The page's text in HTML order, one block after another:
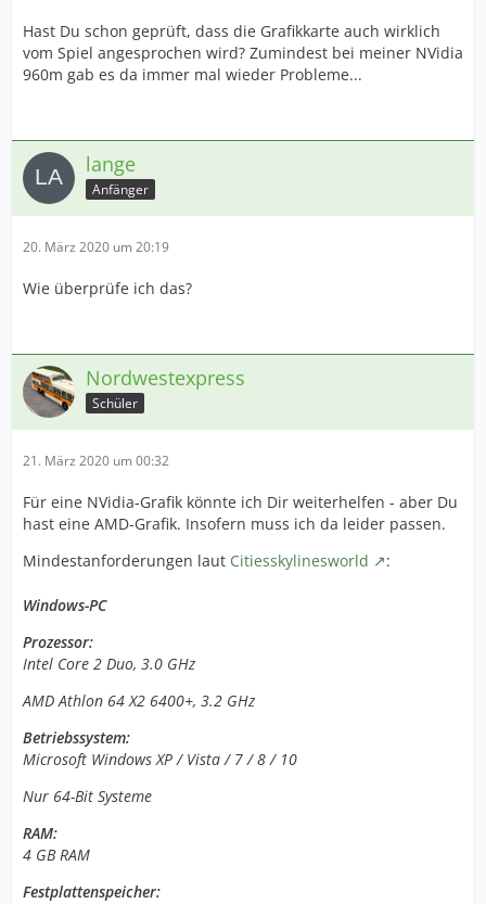
Hast Du schon geprüft, dass die Grafikkarte auch wirklich
vom Spiel angesprochen wird? Zumindest bei meiner NVidia
960m gab es da immer mal wieder Probleme...
lange
Anfänger
20. März 2020 um 20:19
Wie überprüfe ich das?
Nordwestexpress
Schüler
21. März 2020 um 00:32
Für eine NVidia-Grafik könnte ich Dir weiterhelfen - aber Du
hast eine AMD-Grafik. Insofern muss ich da leider passen.
Mindestanforderungen laut Citiesskylinesworld :
Windows-PC
Prozessor:
Intel Core 2 Duo, 3.0 GHz
AMD Athlon 64 X2 6400+, 3.2 GHz
Betriebssystem:
Microsoft Windows XP / Vista / 7 / 8 / 10
Nur 64-Bit Systeme
RAM:
4 GB RAM
Festplattenspeicher: